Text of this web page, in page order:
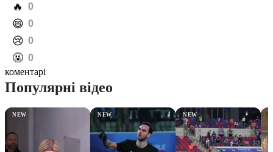
️🔥 0
️😄 0
️😢 0
️🤬 0
коментарі